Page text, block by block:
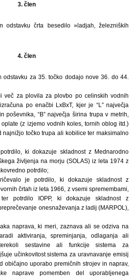
3. člen
črta besedilo »ladjah, železniških
4. člen
za 35. točko dodajo nove 36. do 44.
več za plovila za plovbo po celinskih vodnih
po enačbi LxBxT, kjer je “L” največja
poševnika, “B” največja širina trupa v metrih,
(z izjemo vodnih koles, tornih oblog itd.)
najnižjo točko trupa ali kobilice ter maksimalno
ki dokazuje skladnost z Mednarodno
življenja na morju (SOLAS) iz leta 1974 z
potrdilo;
je potrdilo, ki dokazuje skladnost z
črtah iz leta 1966, z vsemi spremembami,
potrdilo IOPP, ki dokazuje skladnost z
onesnaževanja z ladij (MARPOL),
naprava, ki meri, zaznava ali se odziva na
aktiviranja, spreminjanja, odlaganja ali
sestavine ali funkcije sistema za
učinkovitost sistema za uravnavanje emisij
običajno uporabo premičnih strojev in naprav,
naprave pomemben del uporabljenega